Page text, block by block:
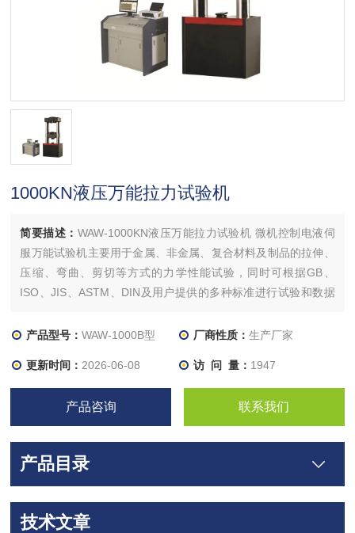
1000KN液压万能拉力试验机
简要描述： WAW-1000KN液压万能拉力试验机 微机控制电液伺
服万能试验机主要用于金属、非金属、复合材料及制品的拉伸、
压缩、弯曲、剪切等方式的力学性能试验，同时可根据GB、
ISO、JIS、ASTM、DIN及用户提供的多种标准进行试验和数据
建材等行业的材料检验分析，是科研院所、大专院校、工矿企
产品型号：WAW-1000B型 厂商性质： 生产厂家
更新时间： 2026-06-08 访 问 量： 1947
产品咨询 联系我们
产品目录
技术文章